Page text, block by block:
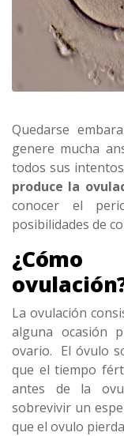
Quedarse
genere mucha
todos sus
produce la
conocer el
posibilidades de
La ovulación
alguna ocasión
ovario. El óvulo
que el tiempo
antes de la
sobrevivir un
que el ovulo